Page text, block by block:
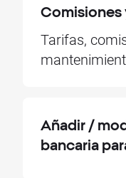
Comisiones
Tarifas,
Añadir /
bancaria